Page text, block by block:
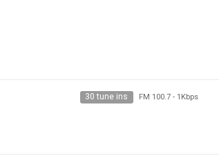
30 tune ins FM 100.7- 1Kbps